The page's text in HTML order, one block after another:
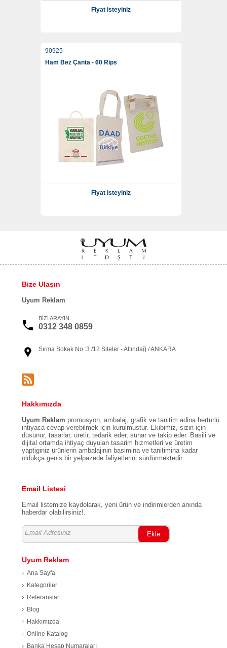
Fiyat isteyiniz
90925
Ham Bez Çanta - 60 Rips
Fiyat isteyiniz
Bize Ulaşın
Uyum Reklam
BİZİ ARAYIN
0312 348 0859
Sırma Sokak No :3 /12 Siteler - Altındağ / ANKARA
Hakkımızda
Uyum Reklam promosyon, ambalaj, grafik ve tanitim adina hertürlü
ihtiyaca cevap verebilmek için kurulmustur. Ekibimiz, sizin için
düsünür, tasarlar, üretir, tedarik eder, sunar ve takip eder. Basili ve
dijital ortamda ihtiyaç duyulan tasarim hizmetleri ve üretim
yaptiginiz ürünlerin ambalajinin basimina ve tanitimina kadar
oldukça genis bir yelpazede faliyetlerini sürdürmektedir.
Email Listesi
Email listemize kaydolarak, yeni ürün ve indirimlerden anında
haberdar olabilirsiniz!.
Ekle
Uyum Reklam
Ana Sayfa
Kategoriler
Referanslar
Blog
Hakkımızda
Online Katalog
Banka Hesap Numaraları